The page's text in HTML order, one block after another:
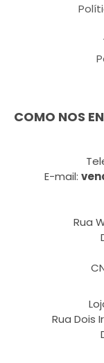
COMO NOS
E-mail:
Rua
Rua Dois